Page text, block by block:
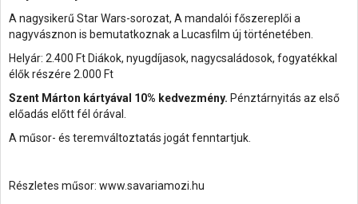
A nagysikerű Star Wars-sorozat, A mandalói főszereplői a
nagyvásznon is bemutatkoznak a Lucasfilm új történetében.
Helyár: 2.400 Ft Diákok, nyugdíjasok, nagycsaládosok, fogyatékkal
élők részére 2.000 Ft
Szent Márton kártyával 10% kedvezmény. Pénztárnyitás az első
előadás előtt fél órával.
A műsor- és teremváltoztatás jogát fenntartjuk.
Részletes műsor: www.savariamozi.hu